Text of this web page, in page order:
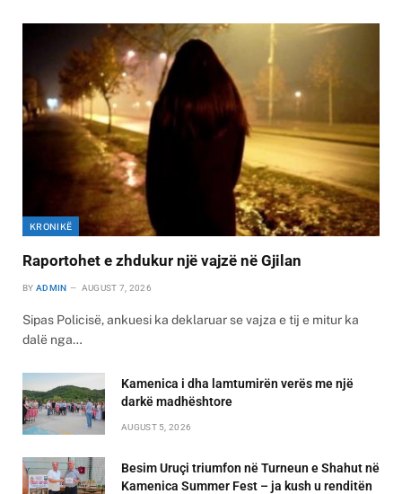
KRONIKË
Raportohet e zhdukur një vajzë në Gjilan
BY ADMIN AUGUST 7, 2026
Sipas Policisë, ankuesi ka deklaruar se vajza e tij e mitur ka
dalë nga…
Kamenica i dha lamtumirën verës me një
darkë madhështore
AUGUST 5, 2026
Besim Uruçi triumfon në Turneun e Shahut në
Kamenica Summer Fest – ja kush u renditën